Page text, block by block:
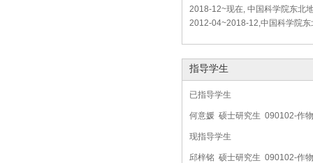
2018-12~现在, 中国科学院东北
2012-04~2018-12,中国科学院
指导学生
已指导学生
何意媛 硕士研究生 090102-作
现指导学生
邱梓铭 硕士研究生 090102-作